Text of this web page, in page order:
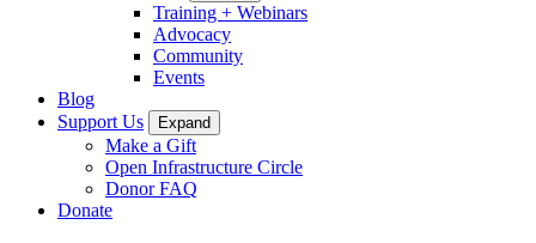
Training + Webinars
Advocacy
Community
Events
Blog
Support Us
Expand
Make a Gift
Open Infrastructure Circle
Donor FAQ
Donate